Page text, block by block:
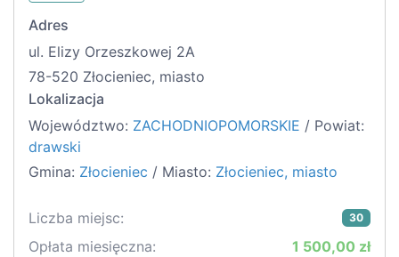
Adres
ul. Elizy Orzeszkowej 2A
78-520 Złocieniec, miasto
Lokalizacja
Województwo: ZACHODNIOPOMORSKIE / Powiat:
drawski
Gmina: Złocieniec / Miasto: Złocieniec, miasto
Liczba miejsc: 30
Opłata miesięczna:
1 500,00 zł